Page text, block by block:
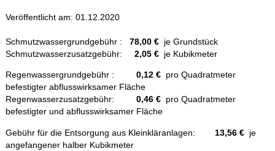
Veröffentlicht am: 01.12.2020
Schmutzwassergrundgebühr : 78,00 €je Grundstück
Schmutzwasserzusatzgebühr:
2,05 €je Kubikmeter
Regenwassergrundgebühr : 0,12 €pro Quadratmeter
befestigter abflusswirksamer Fläche
Regenwasserzusatzgebühr:
0,46 €pro Quadratmeter
befestigter und abflusswirksamer Fläche
Gebühr für die Entsorgung aus Kleinkläranlagen: 13,56 €je
angefangener halber Kubikmeter